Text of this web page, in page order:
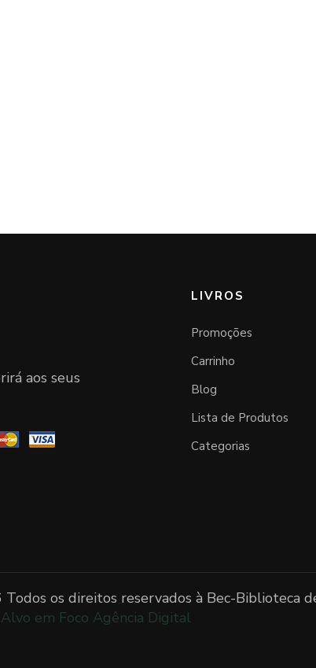
aos seus
LIVROS
Promoções
Carrinho
Blog
Lista de Produtos
Categorias
Todos os direitos reservados à Bec-Biblioteca
Alvo em Foco Agência Digital